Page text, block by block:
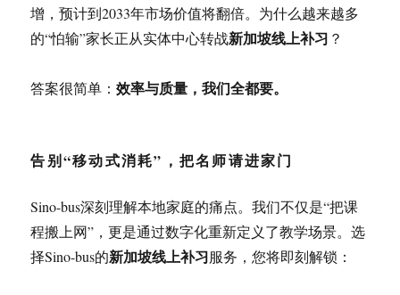
增，预计到2033年市场价值将翻倍。为什么越来越多
的“怕输”家长正从实体中心转战新加坡线上补习 ？
答案很简单：效率与质量，我们全都要。
告别“移动式消耗”，把名师请进家门
Sino-bus深刻理解本地家庭的痛点。我们不仅是“把课
程搬上网”，更是通过数字化重新定义了教学场景。选
择Sino-bus的新加坡线上补习服务，您将即刻解锁：